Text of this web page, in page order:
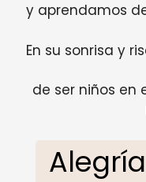
y aprendamos
En su sonrisa y
de ser niños en